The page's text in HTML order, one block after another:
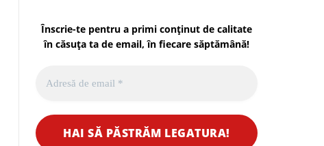
Înscrie-te pentru a primi conținut de calitate
în căsuța ta de email, în fiecare săptămână!